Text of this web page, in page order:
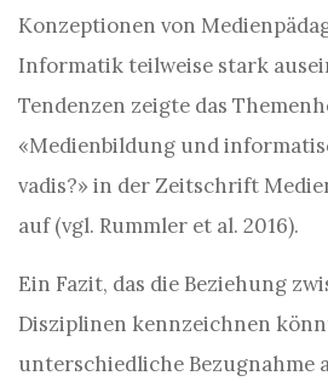
Konzeptionen von
Informatik teilweise stark
Tendenzen zeigte das
«Medienbildung und
vadis?» in der Zeitschrift
auf (vgl. Rummler et al. 2016).
Ein Fazit, das die Beziehung
Disziplinen kennzeichnen
unterschiedliche Bezugnahme